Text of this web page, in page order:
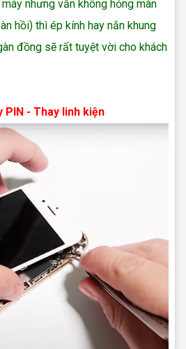
nhưng vẫn không hỏng màn
hồi) thì ép kính hay nắn khung
đồng sẽ rất tuyệt vời cho khách
PIN - Thay linh kiện